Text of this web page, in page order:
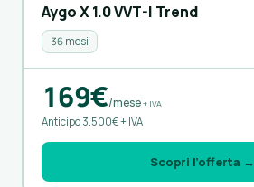
Aygo X 1.0 VVT-I Trend
36 mesi
169€/mese+ IVA
Anticipo 3.500€ + IVA
Scopri l’offerta →